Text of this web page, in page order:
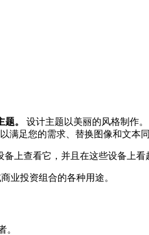
。
设计主题以美丽的风格制作
满足您的需求、替换图像和文本同
上查看它，并且在这些设备上看
业投资组合的各种用途。
。